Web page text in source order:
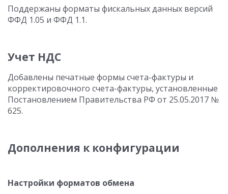
Поддержаны форматы фискальных данных версий
ФФД 1.05 и ФФД 1.1.
Учет НДС
Добавлены печатные формы счета-фактуры и
корректировочного счета-фактуры, установленные
Постановлением Правительства РФ от 25.05.2017 №
625.
Дополнения к конфигурации
Настройки форматов обмена